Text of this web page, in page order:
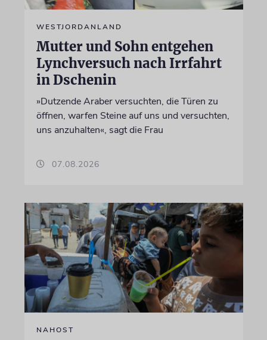
WESTJORDANLAND
Mutter und Sohn entgehen
Lynchversuch nach Irrfahrt
in Dschenin
»Dutzende Araber versuchten, die Türen zu
öffnen, warfen Steine auf uns und versuchten,
uns anzuhalten«, sagt die Frau
07.08.2026
NAHOST